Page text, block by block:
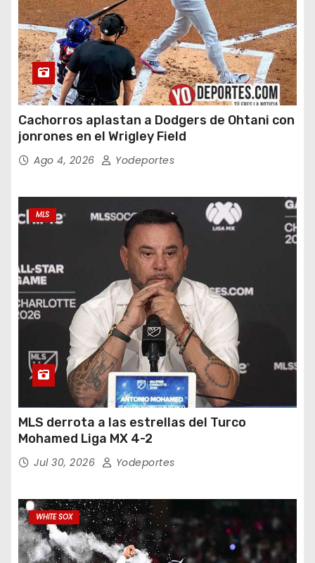
Cachorros aplastan a Dodgers de Ohtani con
jonrones en el Wrigley Field
Ago 4, 2026 Yodeportes
MLS
MLS derrota a las estrellas del Turco
Mohamed Liga MX 4-2
Jul 30, 2026 Yodeportes
WHITE SOX